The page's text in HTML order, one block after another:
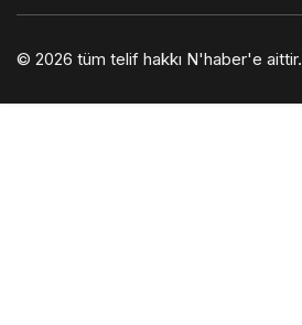
© 2026 tüm telif hakkı N'haber'e aittir.